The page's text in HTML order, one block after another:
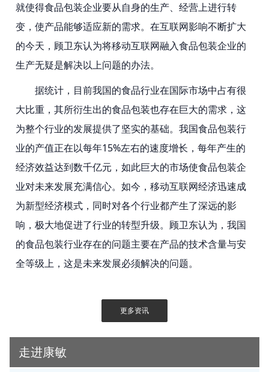
就使得食品包装企业要从自身的生产、经营上进行转
变，使产品能够适应新的需求。在互联网影响不断扩大
的今天，顾卫东认为将移动互联网融入食品包装企业的
生产无疑是解决以上问题的办法。
据统计，目前我国的食品行业在国际市场中占有很
大比重，其所衍生出的食品包装也存在巨大的需求，这
为整个行业的发展提供了坚实的基础。我国食品包装行
业的产值正在以每年15%左右的速度增长，每年产生的
经济效益达到数千亿元，如此巨大的市场使食品包装企
业对未来发展充满信心。如今，移动互联网经济迅速成
为新型经济模式，同时对各个行业都产生了深远的影
响，极大地促进了行业的转型升级。顾卫东认为，我国
的食品包装行业存在的问题主要在产品的技术含量与安
全等级上，这是未来发展必须解决的问题。
更多资讯
走进康敏